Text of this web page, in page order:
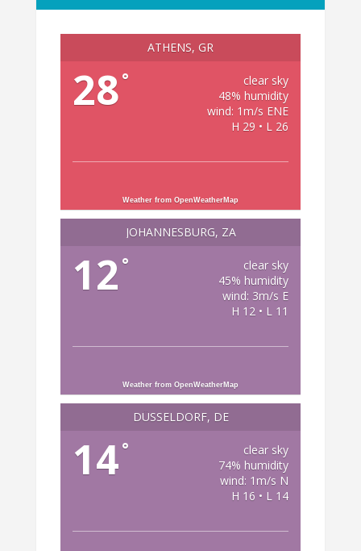
ATHENS, GR
28°
clear sky
48% humidity
wind: 1m/s ENE
H 29 • L 26
Weather from OpenWeatherMap
JOHANNESBURG, ZA
12 °
clear sky
45% humidity
wind: 3m/s E
H 12 • L 11
Weather from OpenWeatherMap
DÜSSELDORF, DE
14°
clear sky
74% humidity
wind: 1m/s N
H 16 • L 14